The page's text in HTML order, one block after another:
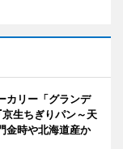
カリー「グランデ
生ちぎりパン～天
金時や北海道産か